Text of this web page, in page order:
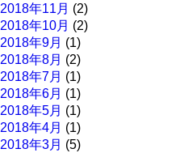
2018年11月 (2)
2018年10月 (2)
2018年9月 (1)
2018年8月 (2)
2018年7月 (1)
2018年6月 (1)
2018年5月 (1)
2018年4月 (1)
2018年3月 (5)